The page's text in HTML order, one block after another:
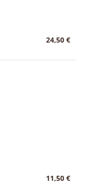
24,50 €
11,50 €